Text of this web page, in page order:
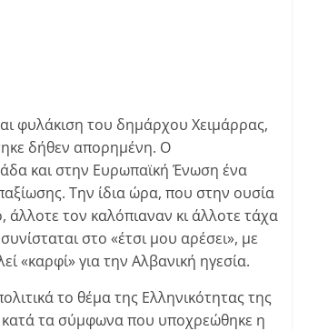
φυλάκιση του δημάρχου Χειμάρρας,
δήθεν απορημένη. Ο
και στην Ευρωπαϊκή Ένωση ένα
Την ίδια ώρα, που στην ουσία
άλλοτε τον καλόπιαναν κι άλλοτε τάχα
στο «έτσι μου αρέσει», με
«καρφί» για την Αλβανική ηγεσία.
το θέμα της Ελληνικότητας της
κατά τα σύμφωνα που υποχρεώθηκε η